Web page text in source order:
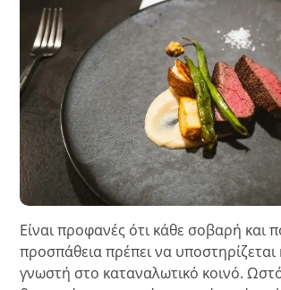
Είναι προφανές ότι κάθε σοβαρή και
προσπάθεια πρέπει να υποστηρίζεται
γνωστή στο καταναλωτικό κοινό.